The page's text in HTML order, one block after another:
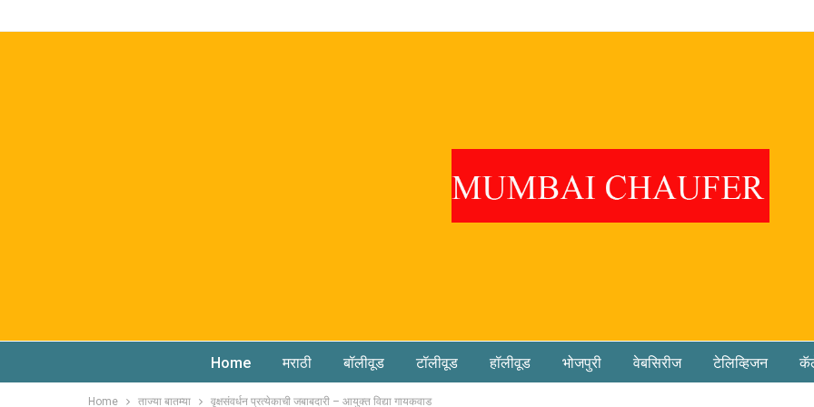
Home मराठी बॉलीवूड टॉलीवूड हॉलीवूड भोजपुरी वेबसिरीज टेलिव्हिजन
Home ताज्या बातम्या वृक्षसंवर्धन प्रत्येकाची जबाबदारी – आयुक्त विद्या गायकवाड